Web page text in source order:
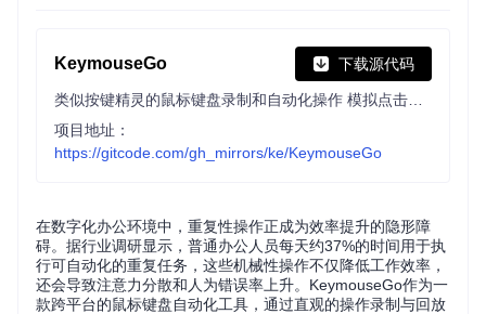
KeymouseGo 下载源代码
项目地址：
https://gitcode.com/gh_mirrors/ke/KeymouseGo
在数字化办公环境中，重复性操作正成为效率提升的隐形障
碍。据行业调研显示，普通办公人员每天约37%的时间用于执
行可自动化的重复任务，这些机械性操作不仅降低工作效率，
还会导致注意力分散和人为错误率上升。KeymouseGo作为一
款跨平台的鼠标键盘自动化工具，通过直观的操作录制与回放